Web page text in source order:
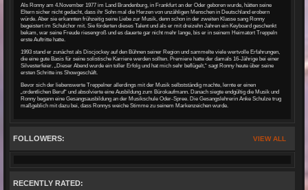
Als Ronny am 4.November 1977 im Land Brandenburg, in Frankfurt an der Oder geboren wurde, hätten seine
Eltern sicher nicht gedacht, dass ihr Sohn mal die Herzen von unzähligen Menschen in Deutschland erobern
würde. Aber sie erkannten frühzeitig seine Liebe zur Musik, denn schon in der zweiten Klasse sang Ronny
begeistert im Schulchor mit. Sie förderten dieses Talent und als er mit dreizehn Jahren ein Keyboard geschenkt
bekam, war seine Freude riesengroß und es dauerte gar nicht mehr lange, bis er in seinem Heimatort Treppeln
erste Auftritte hatte.
1993 stand er zunächst als Discjockey auf den Bühnen seiner Region und sammelte viele wertvolle Erfahrungen,
die eine gute Basis für seine solistische Karriere werden sollten. Premiere hatte der damals 16-Jährige bei einer
Silvesterfeier. „Dieser Abend wurde ein toller Erfolg und hat mich sehr beflügelt,“ sagt Ronny heute über seine
ersten Schritte ins Showgeschäft.
Bevor sich der liebenswerte Treppelner allerdings mit der Musik selbstständig machte, lernte er einen
„ordentlichen Beruf“ und absolvierte eine Ausbildung zum Bürokaufmann. Danach siegte endgültig die Musik und
Ronny begann eine Gesangsausbildung an der Musikschule Oder-Spree. Die Gesangslehrerin Anke Schulze trug
maßgeblich mit dazu bei, dass Ronnys weiche Stimme zu seinem Markenzeichen wurde.
VIEW ALL
FOLLOWERS:
RECENTLY RATED: